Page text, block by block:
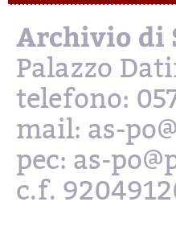
Archivio di
Palazzo
telefono:
mail: as-
pec: as-
c.f.